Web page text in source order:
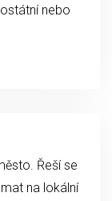
nebo
Řeší se
na lokální